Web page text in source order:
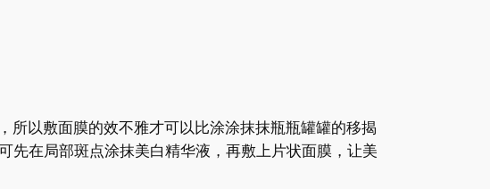
以敷面膜的效不雅才可以比涂涂抹抹瓶瓶罐罐的移揭
先在局部斑点涂抹美白精华液，再敷上片状面膜，让美